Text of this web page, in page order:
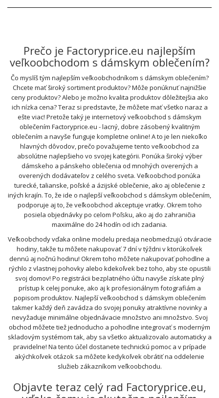
Prečo je Factoryprice.eu najlepším
veľkoobchodom s dámskym oblečením?
Čo myslíš tým najlepším veľkoobchodníkom s dámskym oblečením?
Chcete mať široký sortiment produktov? Môže ponúknuť najnižšie
ceny produktov? Alebo je možno kvalita produktov dôležitejšia ako
ich nízka cena? Teraz si predstavte, že môžete mať všetko naraz a
ešte viac! Pretože taký je internetový veľkoobchod s dámskym
oblečením Factoryprice.eu - lacný, dobre zásobený kvalitným
oblečením a navyše funguje kompletne online! A to je len niekoľko
hlavných dôvodov, prečo považujeme tento veľkoobchod za
absolútne najlepšieho vo svojej kategórii. Ponúka široký výber
dámskeho a pánskeho oblečenia od mnohých overených a
overených dodávateľov z celého sveta. Veľkoobchod ponúka
turecké, talianske, poľské a ázijské oblečenie, ako aj oblečenie z
iných krajín. To, že ide o najlepší veľkoobchod s dámskym oblečením,
podporuje aj to, že veľkoobchod akceptuje vratky. Okrem toho
posiela objednávky po celom Poľsku, ako aj do zahraničia
maximálne do 24 hodín od ich zadania.
Veľkoobchody vďaka online modelu predaja neobmedzujú otváracie
hodiny, takže tu môžete nakupovať 7 dní v týždni v ktorúkoľvek
dennú aj nočnú hodinu! Okrem toho môžete nakupovať pohodlne a
rýchlo z vlastnej pohovky alebo kdekoľvek bez toho, aby ste opustili
svoj domov! Po registrácii bezplatného účtu navyše získate plný
prístup k celej ponuke, ako aj k profesionálnym fotografiám a
popisom produktov. Najlepší veľkoobchod s dámskym oblečením
takmer každý deň zavádza do svojej ponuky atraktívne novinky a
nevyžaduje minimálne objednávacie množstvo ani množstvo. Svoj
obchod môžete tiež jednoducho a pohodlne integrovať s moderným
skladovým systémom tak, aby sa všetko aktualizovalo automaticky a
pravidelne! Na tento účel dostanete technickú pomoc a v prípade
akýchkoľvek otázok sa môžete kedykoľvek obrátiť na oddelenie
služieb zákazníkom veľkoobchodu.
Objavte teraz celý rad Factoryprice.eu,